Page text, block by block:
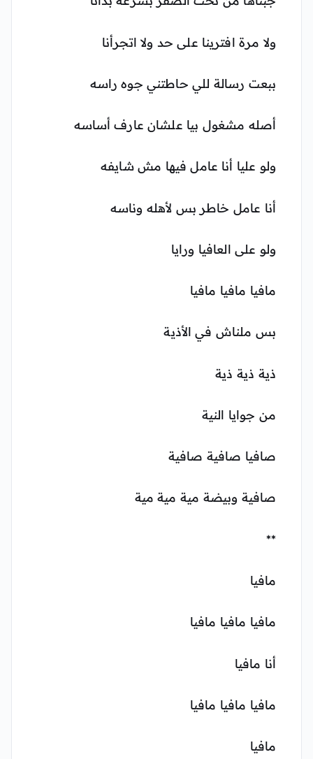
ولا مرة افترينا على حد ولا اتجرأنا
ببعت رسالة للي حاطتني جوه راسه
أصله مشغول بيا علشان عارف أساسه
ولو عليا أنا عامل فيها مش شايفه
أنا عامل خاطر بس لأهله وناسه
ولو على العافيا ورايا
مافيا مافيا مافيا
بس ملناش في الأذية
ذية ذية ذية
من جوايا النية
صافيا صافية صافية
صافية وبيضة مية مية مية
**
مافيا
مافيا مافيا مافيا
أنا مافيا
مافيا مافيا مافيا
مافيا